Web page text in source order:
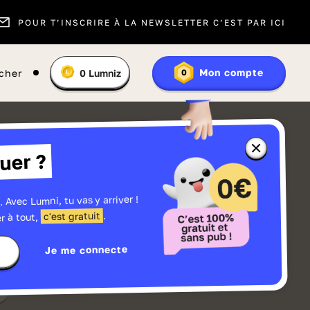
POUR T’INSCRIRE À LA NEWSLETTER C’EST PAR ICI
En
savoir
plus
les
Vous
:
0 Lumniz 0 Mon compte
Fermer
la
fenêtre
sur
Lumniz
?
Lumni, tu vas y arriver !
à tout, c'est gratuit .
Je me connecte